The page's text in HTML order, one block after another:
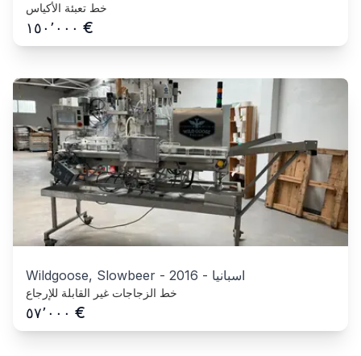
خط تعبئة الأكياس
١٥٠٬٠٠٠ €
Wildgoose, Slowbeer - 2016 - اسبانيا
خط الزجاجات غير القابلة للإرجاع
٥٧٬٠٠٠ €